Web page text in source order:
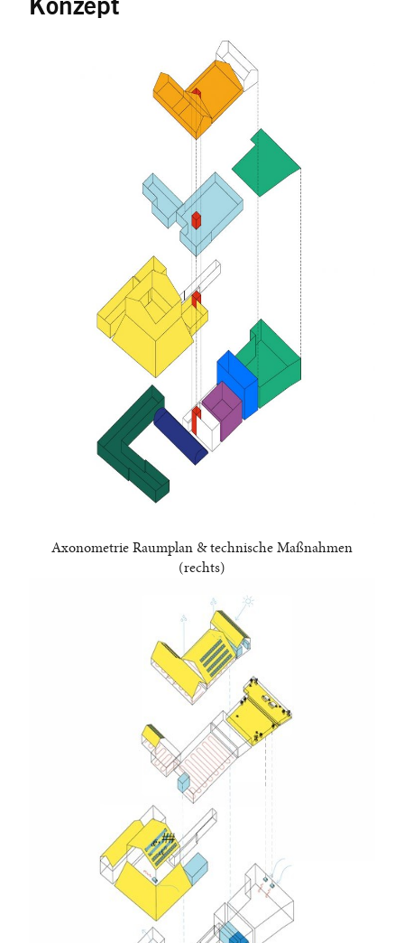
Konzept
Axonometrie Raumplan & technische Maßnahmen
(rechts)